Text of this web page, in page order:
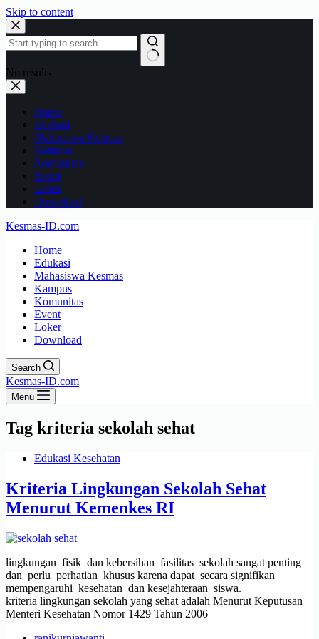
Skip to content
No results
Home
Edukasi
Mahasiswa Kesmas
Kampus
Komunitas
Event
Loker
Download
Kesmas-ID.com
Home
Edukasi
Mahasiswa Kesmas
Kampus
Komunitas
Event
Loker
Download
Search
Kesmas-ID.com
Menu
Tag kriteria sekolah sehat
Edukasi Kesehatan
Kriteria Lingkungan Sekolah Sehat
Menurut Kemenkes RI
lingkungan fisik dan kebersihan fasilitas sekolah sangat penting
dan perlu perhatian khusus karena dapat secara signifikan
mempengaruhi kesehatan dan kesejahteraan siswa.
kriteria lingkungan sekolah yang sehat adalah Menurut Keputusan
Menteri Kesehatan Nomor 1429 Tahun 2006